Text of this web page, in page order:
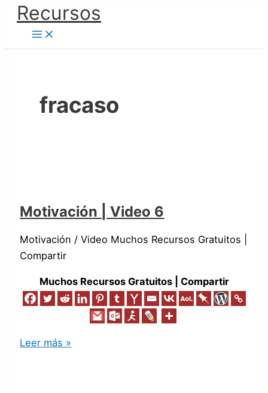
contenido
Recursos
fracaso
Motivación | Video 6
Motivación / Video Muchos Recursos Gratuitos |
Compartir
Muchos Recursos Gratuitos | Compartir
Motivación
|
Video
Leer más »
Motivación
|
Video
Motivación
|
Video
Motivación
|
Video
Motivación
|
Video
Motivación
|
Video